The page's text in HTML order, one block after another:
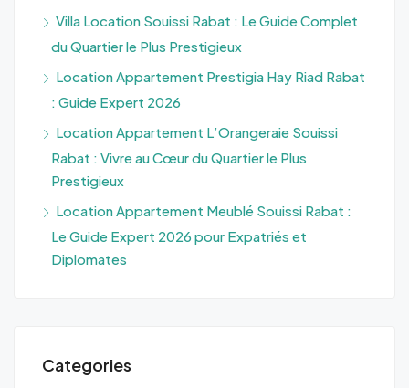
Villa Location Souissi Rabat : Le Guide Complet
du Quartier le Plus Prestigieux
Location Appartement Prestigia Hay Riad Rabat
: Guide Expert 2026
Location Appartement L’Orangeraie Souissi
Rabat : Vivre au Cœur du Quartier le Plus
Prestigieux
Location Appartement Meublé Souissi Rabat :
Le Guide Expert 2026 pour Expatriés et
Diplomates
Categories